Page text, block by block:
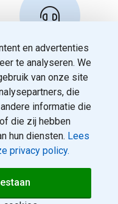
Klantenservice
088 - 058 05 00
Over ons
en advertenties
te analyseren. We
van onze site
die
informatie die
die zij hebben
hun diensten. Lees
privacy policy.